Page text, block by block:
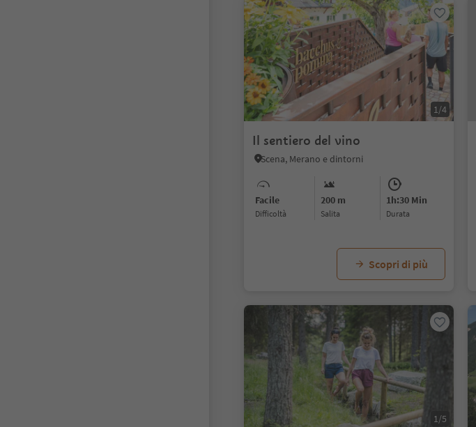
1/4
Il sentiero del vino
Scena, Merano e dintorni
Facile
Difficoltà
200 m
Salita
1h:30 Min
durata
Scopri di più
1/5